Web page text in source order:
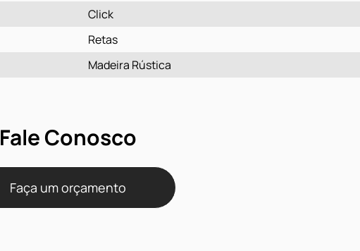
Click
Retas
Madeira Rústica
Fale Conosco
Faça um orçamento